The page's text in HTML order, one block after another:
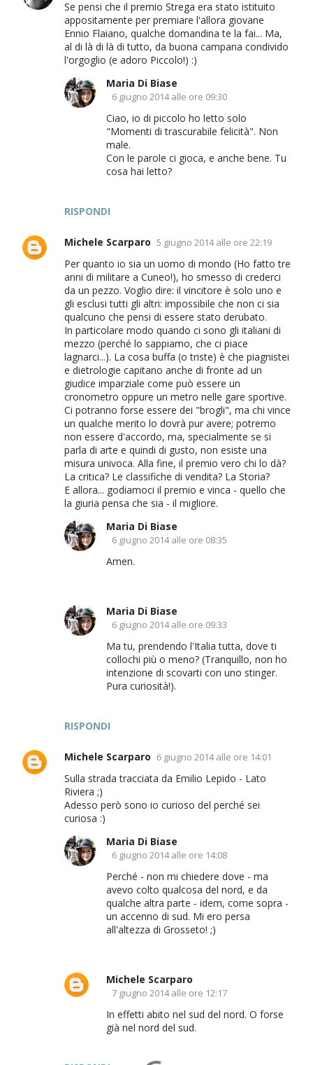
Se pensi che il premio Strega era stato istituito
appositamente per premiare l'allora giovane
Ennio Flaiano, qualche domandina te la fai... Ma,
al di là di là di tutto, da buona campana condivido
l'orgoglio (e adoro Piccolo!) :)
RISPONDI
Maria Di Biase
6 giugno 2014 alle ore 09:30
Ciao, io di piccolo ho letto solo
"Momenti di trascurabile felicità". Non
male.
Con le parole ci gioca, e anche bene. Tu
cosa hai letto?
Michele Scarparo 5 giugno 2014 alle ore 22:19
Per quanto io sia un uomo di mondo (Ho fatto tre
anni di militare a Cuneo!), ho smesso di crederci
da un pezzo. Voglio dire: il vincitore è solo uno e
gli esclusi tutti gli altri: impossibile che non ci sia
qualcuno che pensi di essere stato derubato.
In particolare modo quando ci sono gli italiani di
mezzo (perché lo sappiamo, che ci piace
lagnarci...). La cosa buffa (o triste) è che piagnistei
e dietrologie capitano anche di fronte ad un
giudice imparziale come può essere un
cronometro oppure un metro nelle gare sportive.
Ci potranno forse essere dei "brogli", ma chi vince
un qualche merito lo dovrà pur avere; potremo
non essere d'accordo, ma, specialmente se si
parla di arte e quindi di gusto, non esiste una
misura univoca. Alla fine, il premio vero chi lo dà?
La critica? Le classifiche di vendita? La Storia?
E allora... godiamoci il premio e vinca - quello che
la giuria pensa che sia - il migliore.
RISPONDI
Maria Di Biase
6 giugno 2014 alle ore 08:35
Amen.
Maria Di Biase
6 giugno 2014 alle ore 09:33
Ma tu, prendendo l'Italia tutta, dove ti
collochi più o meno? (Tranquillo, non ho
intenzione di scovarti con uno stinger.
Pura curiosità!).
Michele Scarparo 6 giugno 2014 alle ore 14:01
Sulla strada tracciata da Emilio Lepido - Lato
Riviera ;)
Adesso però sono io curioso del perché sei
curiosa :)
Maria Di Biase
6 giugno 2014 alle ore 14:08
Perché - non mi chiedere dove - ma
avevo colto qualcosa del nord, e da
qualche altra parte - idem, come sopra -
un accenno di sud. Mi ero persa
all'altezza di Grosseto! ;)
Michele Scarparo
7 giugno 2014 alle ore 12:17
In effetti abito nel sud del nord. O forse
già nel nord del sud.